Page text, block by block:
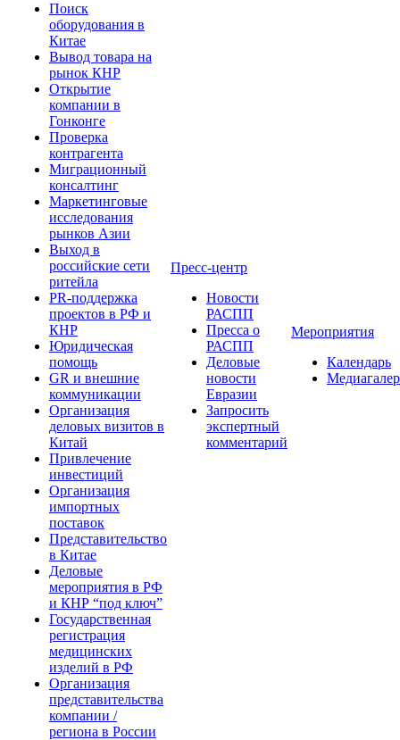
Поиск
оборудования в
Китае
Вывод товара на
рынок КНР
Открытие
компании в
Гонконге
Проверка
контрагента
Миграционный
консалтинг
Маркетинговые
исследования
рынков Азии
Выход в
российские сети
ритейла
PR-поддержка
проектов в РФ и
КНР
Юридическая
помощь
GR и внешние
коммуникации
Организация
деловых визитов в
Китай
Привлечение
инвестиций
Организация
импортных
поставок
Представительство
в Китае
Деловые
мероприятия в РФ
и КНР “под ключ”
Государственная
регистрация
медицинских
изделий в РФ
Организация
представительства
компании /
региона в России
Пресс-центр
Новости
РАСПП
Пресса о
РАСПП
Деловые
новости
Евразии
Запросить
экспертный
комментарий
Мероприятия
Календарь